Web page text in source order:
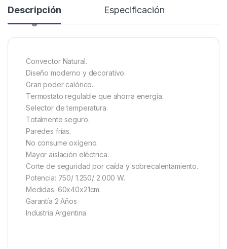
Descripción Especificación
Convector Natural.
Diseño moderno y decorativo.
Gran poder calórico.
Termostato regulable que ahorra energía.
Selector de temperatura.
Totalmente seguro.
Paredes frías.
No consume oxígeno.
Mayor aislación eléctrica.
Corte de seguridad por caída y sobrecalentamiento.
Potencia: 750/ 1.250/ 2.000 W.
Medidas: 60x40x21cm.
Garantía 2 Años
Industria Argentina